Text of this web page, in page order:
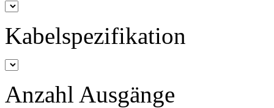
Kabelspezifikation
Anzahl Ausgänge